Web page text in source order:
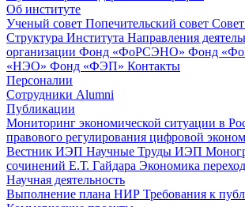
Об институте
Ученый совет Попечительский совет
Структура Института Направления
организации Фонд «ФоРСЭНО» Фонд
«НЭО» Фонд «ФЭП» Контакты
Персоналии
Сотрудники Alumni
Публикации
Мониторинг экономической ситуации в
правового регулирования цифровой
Вестник ИЭП Научные Труды ИЭП
сочинений Е.Т. Гайдара Экономика
Научная деятельность
Выполнение плана НИР Требования к